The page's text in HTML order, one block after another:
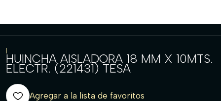
|
HUINCHA AISLADORA 18 MM X 10MTS.
ELECTR. (221431) TESA
Agregar a la lista de favoritos